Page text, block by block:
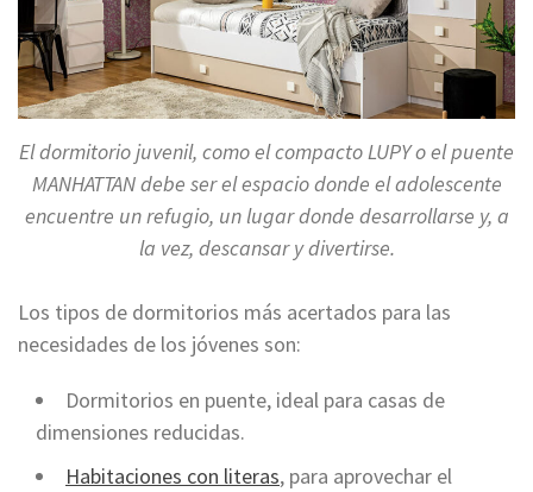
El dormitorio juvenil, como el compacto LUPY o el puente
MANHATTAN debe ser el espacio donde el adolescente
encuentre un refugio, un lugar donde desarrollarse y, a
la vez, descansar y divertirse.
Los tipos de dormitorios más acertados para las
necesidades de los jóvenes son:
Dormitorios en puente, ideal para casas de
dimensiones reducidas.
Habitaciones con literas, para aprovechar el